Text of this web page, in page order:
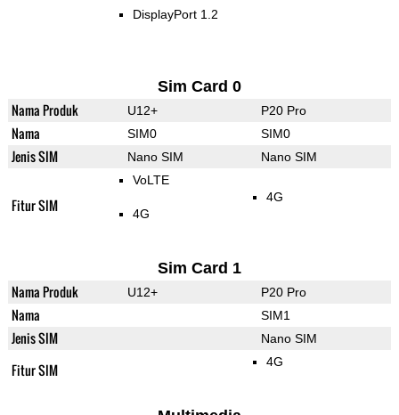
DisplayPort 1.2
Sim Card 0
Nama Produk U12+ P20 Pro
Nama SIM0 SIM0
Jenis SIM Nano SIM Nano SIM
Fitur SIM
VoLTE
4G
4G
Sim Card 1
Nama Produk U12+ P20 Pro
Nama SIM1
Jenis SIM Nano SIM
Fitur SIM 4G